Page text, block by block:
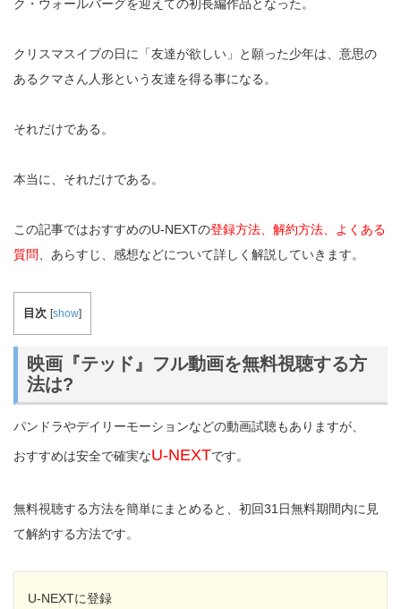
ク・ウォールバーグを迎えての初長編作品となった。
クリスマスイブの日に「友達が欲しい」と願った少年は、意思の
あるクマさん人形という友達を得る事になる。
それだけである。
本当に、それだけである。
この記事ではおすすめのU-NEXTの登録方法、解約方法、よくある
質問
、あらすじ、感想などについて詳しく解説していきます。
目次 [show]
映画『テッド』フル動画を無料視聴する方
法は?
パンドラやデイリーモーションなどの動画試聴もありますが、
おすすめは安全で確実なU-NEXTです。
無料視聴する方法を簡単にまとめると、初回31日無料期間内に見
て解約する方法です。
U-NEXTに登録